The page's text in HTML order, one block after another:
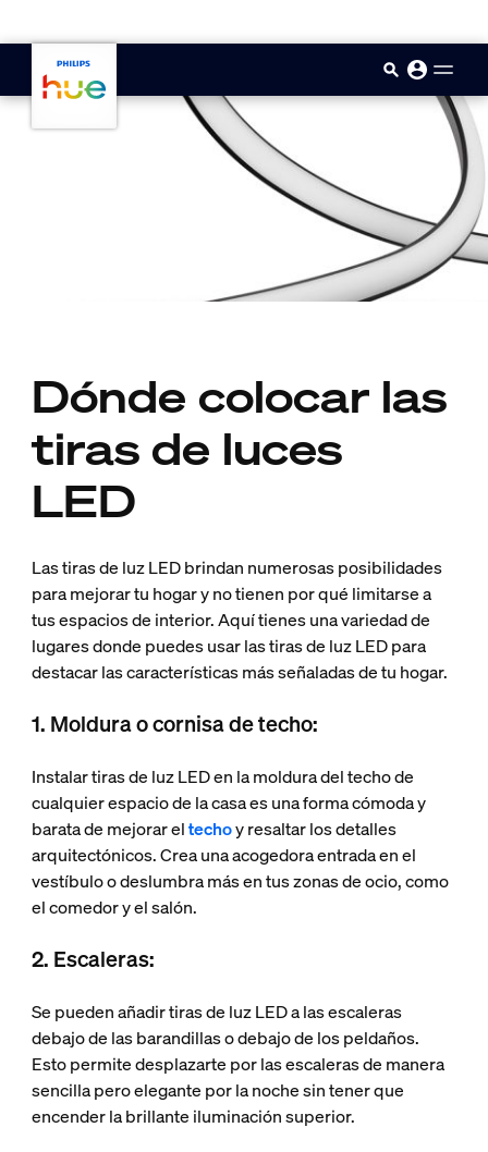
Dónde colocar las
tiras de luces
LED
Las tiras de luz LED brindan numerosas posibilidades
para mejorar tu hogar y no tienen por qué limitarse a
tus espacios de interior. Aquí tienes una variedad de
lugares donde puedes usar las tiras de luz LED para
destacar las características más señaladas de tu hogar.
1. Moldura o cornisa de techo:
Instalar tiras de luz LED en la moldura del techo de
cualquier espacio de la casa es una forma cómoda y
barata de mejorar eltechoy resaltar los detalles
arquitectónicos. Crea una acogedora entrada en el
vestíbulo o deslumbra más en tus zonas de ocio, como
el comedor y el salón.
2. Escaleras:
Se pueden añadir tiras de luz LED a las escaleras
debajo de las barandillas o debajo de los peldaños.
Esto permite desplazarte por las escaleras de manera
sencilla pero elegante por la noche sin tener que
encender la brillante iluminación superior.